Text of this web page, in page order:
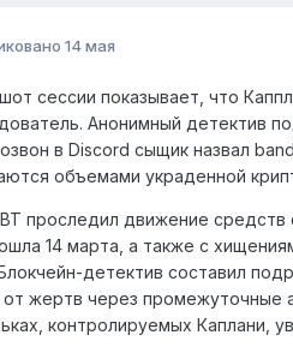
14 мая
сессии показывает, что
Анонимный детектив
в Discord сыщик назвал
объемами украденной
проследил движение средств
14 марта, а также с
детектив составил
от жертв через промежуточные
контролируемых Каплани,